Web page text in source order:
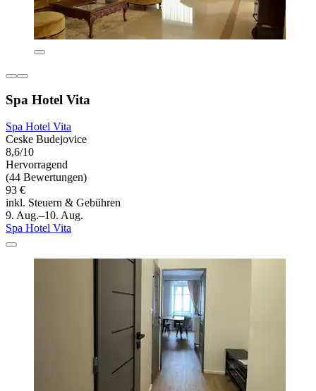
Spa Hotel Vita
Spa Hotel Vita
Ceske Budejovice
8,6/10
Hervorragend
(44 Bewertungen)
93 €
inkl. Steuern & Gebühren
9. Aug.–10. Aug.
Spa Hotel Vita